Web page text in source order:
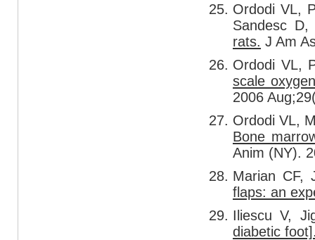
Ordodi VL,
Sandesc
rats. J Am
Ordodi VL,
scale
2006
Ordodi VL,
Bone
Anim (NY).
Marian CF,
flaps: an
Iliescu V,
diabetic